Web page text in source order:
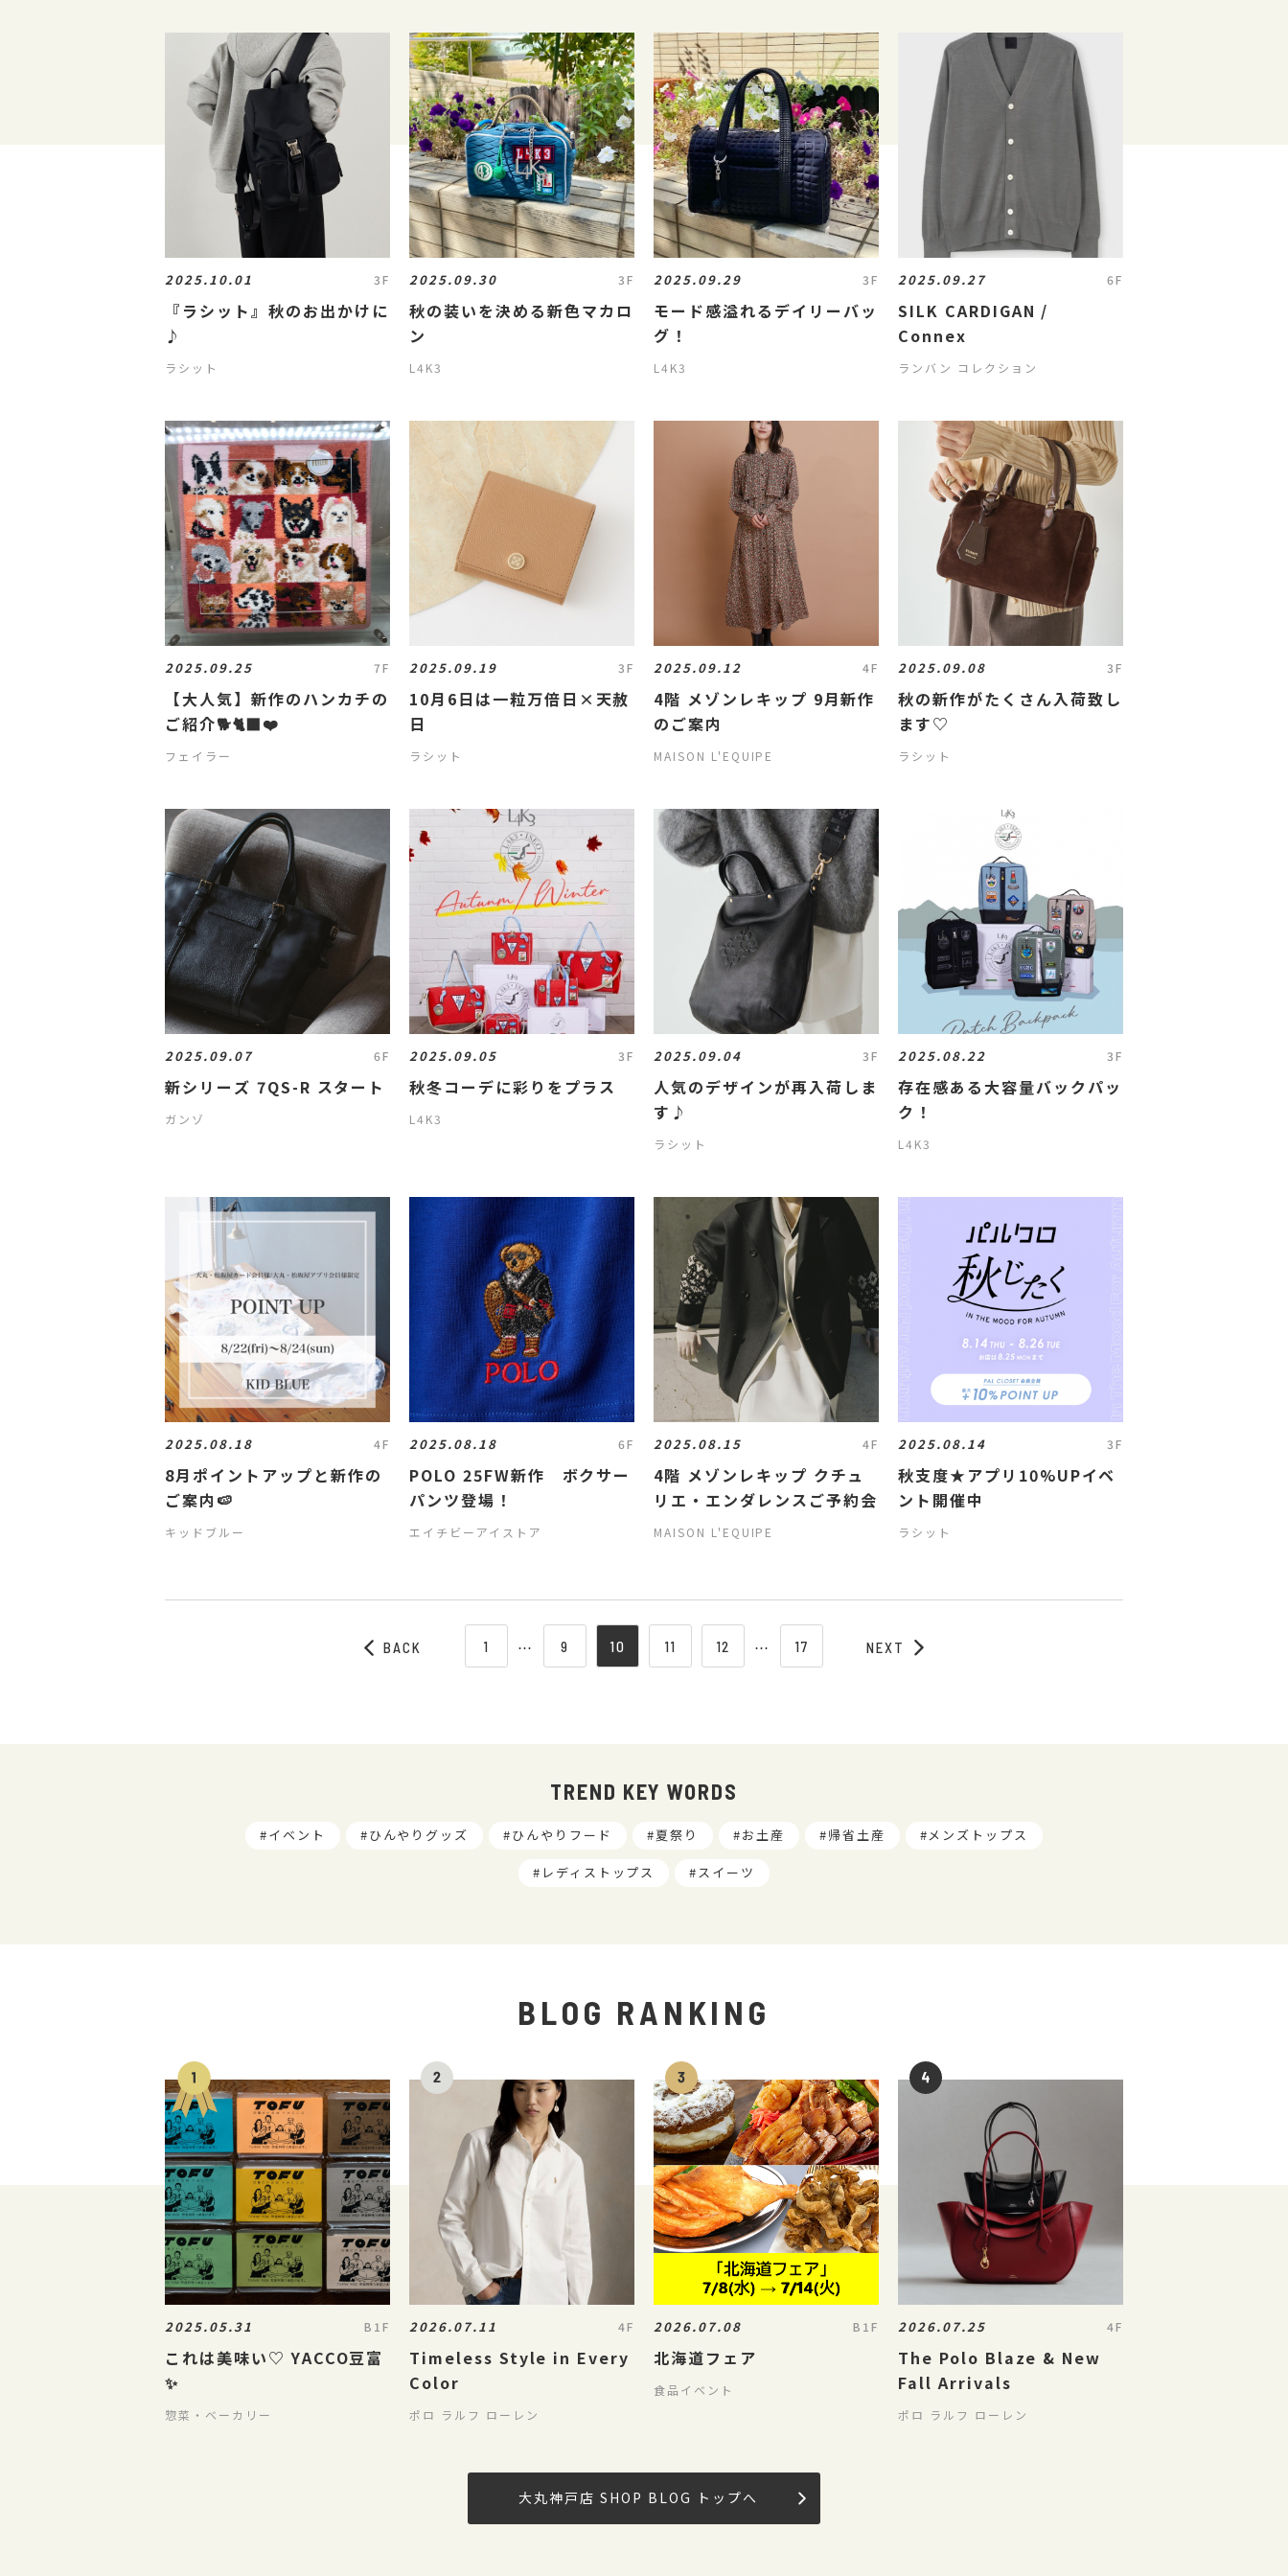
2025.10.01 3F
『ラシット』秋のお出かけに
♪
ラシット
2025.09.30 3F
秋の装いを決める新色マカロ
ン
L4K3
2025.09.29 3F
モード感溢れるデイリーバッ
グ！
L4K3
2025.09.27 6F
SILK CARDIGAN /
Connex
ランバン コレクション
2025.09.25 7F
【大人気】新作のハンカチの
ご紹介🐕🐈‍⬛❤️
フェイラー
2025.09.19 3F
10月6日は一粒万倍日×天赦
日
ラシット
2025.09.12 4F
4階 メゾンレキップ 9月新作
のご案内
MAISON L'EQUIPE
2025.09.08 3F
秋の新作がたくさん入荷致し
ます♡
ラシット
2025.09.07 6F
新シリーズ 7QS-R スタート
ガンゾ
2025.09.05 3F
秋冬コーデに彩りをプラス
L4K3
2025.09.04 3F
人気のデザインが再入荷しま
す♪
ラシット
2025.08.22 3F
存在感ある大容量バックパッ
ク！
L4K3
2025.08.18 4F
8月ポイントアップと新作の
ご案内🍉
キッドブルー
2025.08.18 6F
POLO 25FW新作 ボクサー
パンツ登場！
エイチビーアイストア
2025.08.15 4F
4階 メゾンレキップ クチュ
リエ・エンダレンスご予約会
MAISON L'EQUIPE
2025.08.14 3F
秋支度★アプリ10%UPイベ
ント開催中
ラシット
BACK 1 ⋯ 9 10 11 12 ⋯ 17 NEXT
TREND KEY WORDS
イベント ひんやりグッズ ひんやりフード 夏祭り お土産 帰省土産 メンズトップス
レディストップス スイーツ
BLOG RANKING
2025.05.31 B1F
これは美味い♡ YACCO豆富
✨
惣菜・ベーカリー
2026.07.11 4F
Timeless Style in Every
Color
ポロ ラルフ ローレン
2026.07.08 B1F
北海道フェア
食品イベント
2026.07.25 4F
The Polo Blaze & New
Fall Arrivals
ポロ ラルフ ローレン
大丸神戸店 SHOP BLOG トップへ